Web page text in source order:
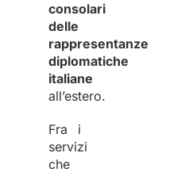
consolari
delle
rappresentanze
diplomatiche
italiane
all’estero.
Fra i
servizi
che